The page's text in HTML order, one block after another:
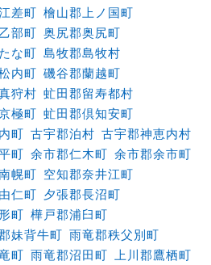
差町 檜山郡上ノ国町
部町 奥尻郡奥尻町
な町 島牧郡島牧村
内町 磯谷郡蘭越町
狩村 虻田郡留寿都村
極町 虻田郡倶知安町
町 古宇郡泊村 古宇郡神恵内村
町 余市郡仁木町 余市郡余市町
幌町 空知郡奈井江町
仁町 夕張郡長沼町
町 樺戸郡浦臼町
妹背牛町 雨竜郡秩父別町
町 雨竜郡沼田町
上川郡鷹栖町